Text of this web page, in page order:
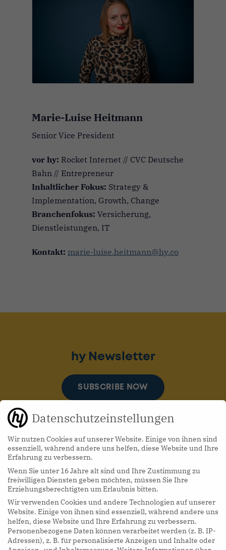
Marie-Luise Heitmann
Senior Vice President
vor hy: Rocket Internet // CVC Deutsche
Bahn // Entrepreneur
Inhaltlicher Fokus: Strategy &
Implementation, Growth, Change
Branchenfokus: Versicherung,
Dienstleistungen, IT
Kontakt: marie-luise.heitmann@hy.co
hy Podcasts
LISTEN NOW
hy Newsletter
SUBSCRIBE NOW
Datenschutzeinstellungen
Wir nutzen Cookies auf unserer Website. Einige von ihnen sind
essenziell, während andere uns helfen, diese Website und Ihre
Erfahrung zu verbessern.
Wenn Sie unter 16 Jahre alt sind und Ihre Zustimmung zu
freiwilligen Diensten geben möchten, müssen Sie Ihre
Erziehungsberechtigten um Erlaubnis bitten.
Wir verwenden Cookies und andere Technologien auf unserer
Website. Einige von ihnen sind essenziell, während andere uns
helfen, diese Website und Ihre Erfahrung zu verbessern.
Personenbezogene Daten können verarbeitet werden (z. B. IP-
Adressen), z. B. für personalisierte Anzeigen und Inhalte oder